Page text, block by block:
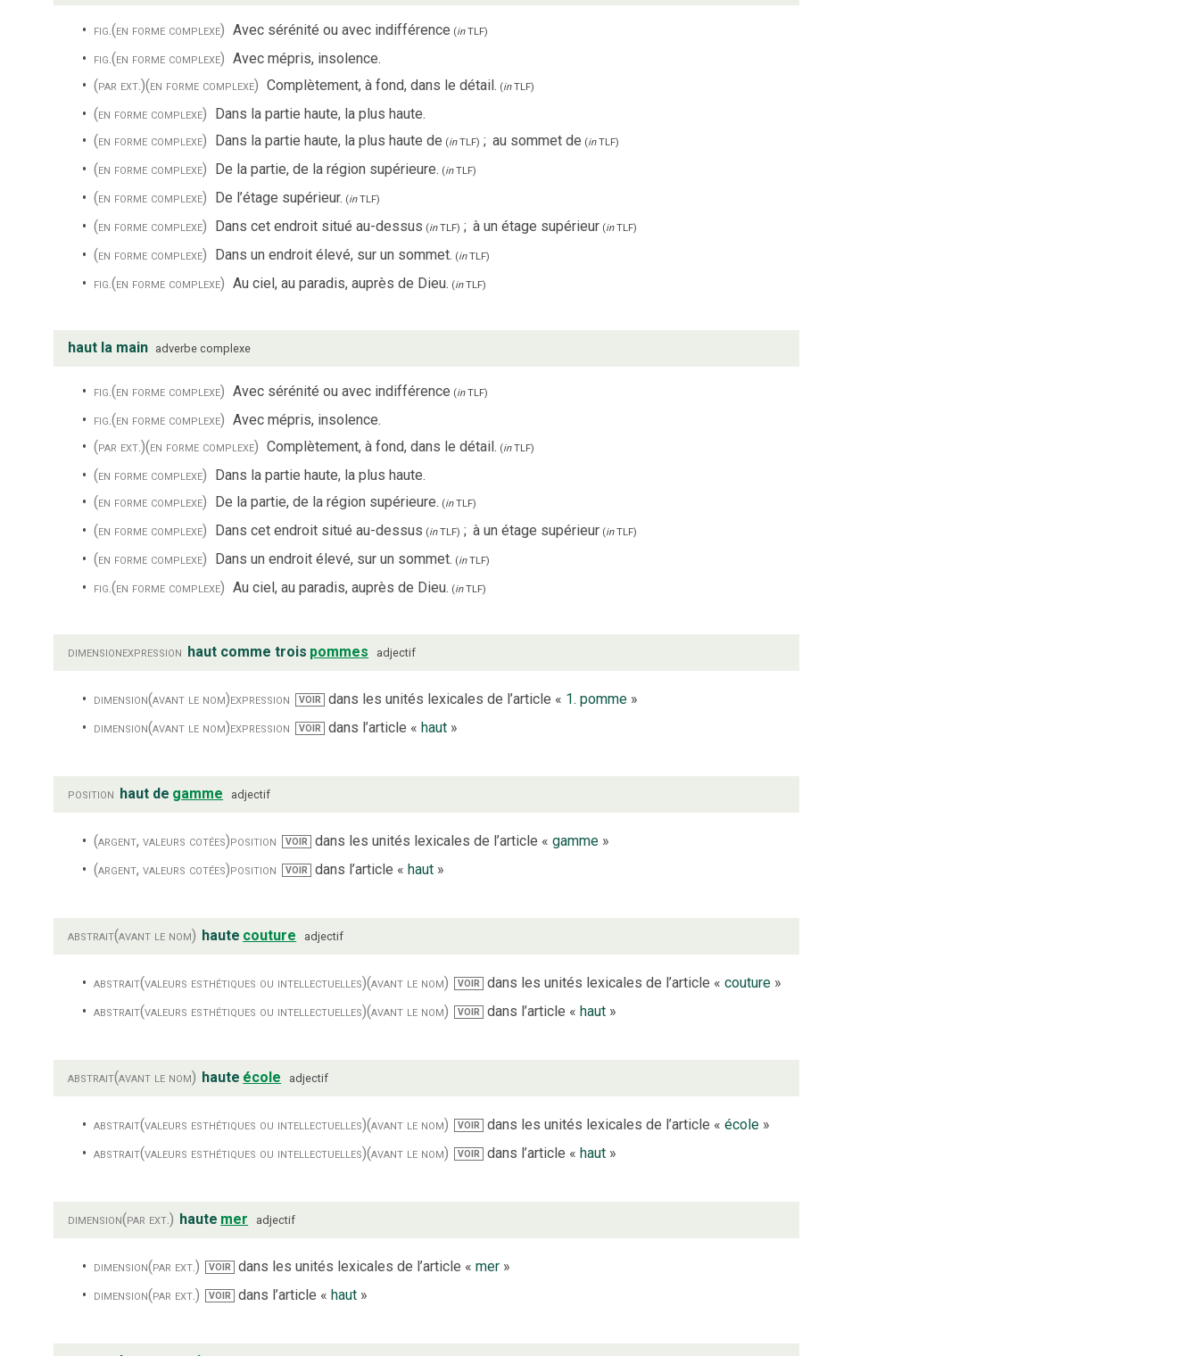
fig.(en forme complexe) Avec sérénité ou avec indifférence (inTLF)
fig.(en forme complexe) Avec mépris, insolence.
(par ext.)(en forme complexe) Complètement, à fond, dans le détail. (inTLF)
(en forme complexe) Dans la partie haute, la plus haute.
(en forme complexe) Dans la partie haute, la plus haute de (inTLF) ; au sommet de (inTLF)
(en forme complexe) De la partie, de la région supérieure. (inTLF)
(en forme complexe) De l’étage supérieur. (inTLF)
(en forme complexe) Dans cet endroit situé au-dessus (inTLF) ; à un étage supérieur(inTLF)
(en forme complexe) Dans un endroit élevé, sur un sommet. (inTLF)
fig.(en forme complexe) Au ciel, au paradis, auprès de Dieu. (inTLF)
haut la main adverbe complexe
fig.(en forme complexe) Avec sérénité ou avec indifférence (inTLF)
fig.(en forme complexe) Avec mépris, insolence.
(par ext.)(en forme complexe) Complètement, à fond, dans le détail. (inTLF)
(en forme complexe) Dans la partie haute, la plus haute.
(en forme complexe) De la partie, de la région supérieure. (inTLF)
(en forme complexe) Dans cet endroit situé au-dessus (inTLF) ; à un étage supérieur(inTLF)
(en forme complexe) Dans un endroit élevé, sur un sommet. (inTLF)
fig.(en forme complexe) Au ciel, au paradis, auprès de Dieu. (inTLF)
dimensionexpression haut comme trois pommes adjectif
dimension(avant le nom)expression VOIR dans les unités lexicales de l’article « 1. pomme»
dimension(avant le nom)expression VOIR dans l’article « haut»
position haut de gamme adjectif
(argent, valeurs cotées)position VOIR dans les unités lexicales de l’article « gamme»
(argent, valeurs cotées)position VOIR dans l’article « haut»
abstrait(avant le nom) haute couture adjectif
abstrait(valeurs esthétiques ou intellectuelles)(avant le nom) VOIR dans les unités lexicales de l’article « couture»
abstrait(valeurs esthétiques ou intellectuelles)(avant le nom) VOIR dans l’article « haut»
abstrait(avant le nom) haute école adjectif
abstrait(valeurs esthétiques ou intellectuelles)(avant le nom) VOIR dans les unités lexicales de l’article « école»
abstrait(valeurs esthétiques ou intellectuelles)(avant le nom) VOIR dans l’article « haut»
dimension(par ext.) haute mer adjectif
dimension(par ext.) VOIR dans les unités lexicales de l’article « mer»
dimension(par ext.) VOIR dans l’article « haut»